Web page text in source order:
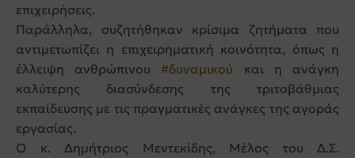
επιχειρήσεις.
Παράλληλα, συζητήθηκαν κρίσιμα ζητήματα που
αντιμετωπίζει η επιχειρηματική κοινότητα, όπως η
έλλειψη ανθρώπινου #δυναμικού και η ανάγκη
καλύτερης διασύνδεσης της τριτοβάθμιας
εκπαίδευσης με τις πραγματικές ανάγκες της αγοράς
εργασίας.
Ο κ. Δημήτριος Μεντεκίδης, Μέλος του Δ.Σ.